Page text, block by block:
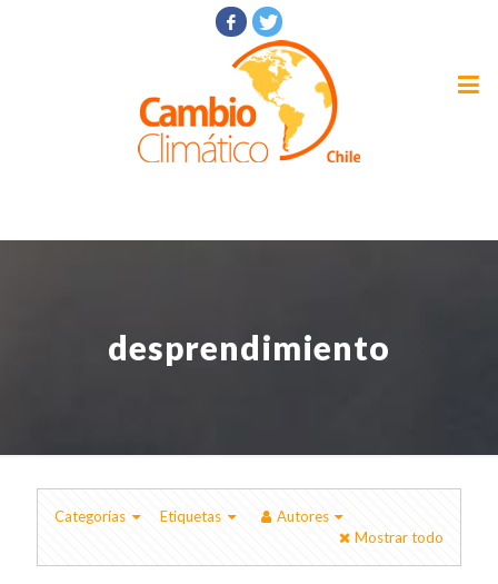
desprendimiento
Categorías Etiquetas
Autores
Mostrar todo